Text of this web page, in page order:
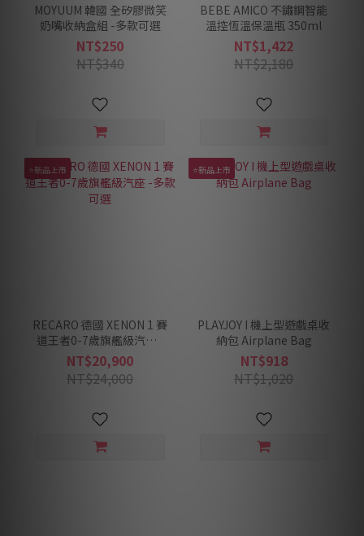
MOYUUM 韓國 全矽膠微笑
奶嘴收納盒組 -多款可選
NT$250
NT$340
BEBE AMICO 不鏽鋼智能
溫控恆溫保溫瓶 350ml
NT$1,422
NT$2,180
⭐新品上市
RECARO 德國 XENON 1 賽
道王者0-7歲旗艦級汽座 -
多款可選
NT$20,900
NT$24,000
⭐新品上市
PLAYJOY I 機上型遊戲桌收
納包 Airplane Bag
NT$918
NT$1,020